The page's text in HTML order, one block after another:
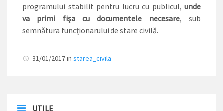
programului stabilit pentru lucru cu publicul, unde
va primi fişa cu documentele necesare, sub
semnătura funcţionarului de stare civilă.
31/01/2017in starea_civila
UTILE